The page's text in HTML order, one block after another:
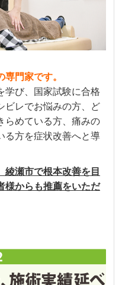
門家です。
学び、国家試験に合格
ビレでお悩みの方、ど
らめている方、痛みの
る方を症状改善へと導
綾瀬市で根本改善を目
様からも推薦をいただ